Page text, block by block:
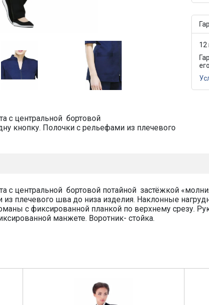
12
с центральной бортовой
кнопку. Полочки с рельефами из плечевого
с центральной бортовой потайной застёжкой
из плечевого шва до низа изделия. Наклонные
с фиксированной планкой по верхнему срезу.
манжете. Воротник- стойка.